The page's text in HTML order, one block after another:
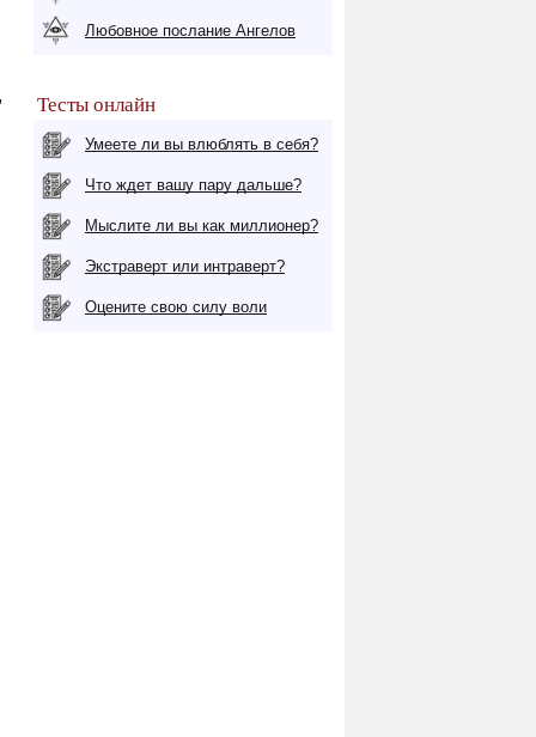
Любовное послание Ангелов
Тесты онлайн
Умеете ли вы влюблять в себя?
Что ждет вашу пару дальше?
Мыслите ли вы как миллионер?
Экстраверт или интраверт?
Оцените свою силу воли